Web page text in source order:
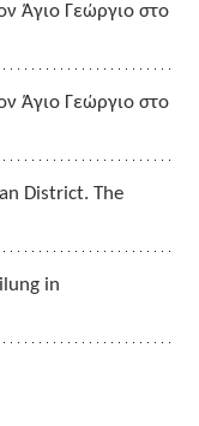
Άγιο Γεώργιο στο
Άγιο Γεώργιο στο
District. The
in